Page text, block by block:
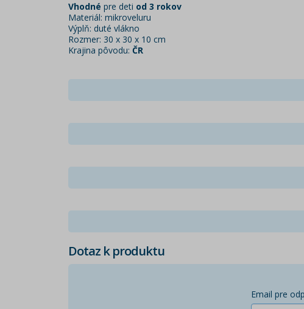
Vhodné pre deti od 3 rokov
Materiál: mikroveluru
Výplň: duté vlákno
Rozmer: 30 x 30 x 10 cm
Krajina pôvodu: ČR
Dotaz k produktu
Email pre